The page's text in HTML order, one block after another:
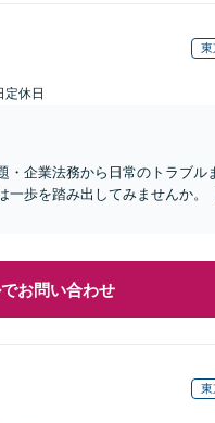
東
定休日
・企業法務から日常のトラブル
一歩を踏み出してみませんか。
お問い合わせ
東